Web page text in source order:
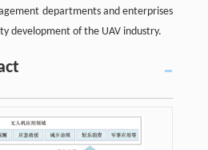
departments and enterprises
development of the UAV industry.